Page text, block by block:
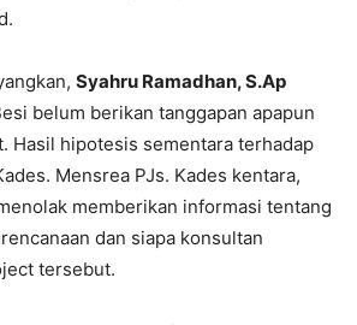
Syahru Ramadhan, S.Ap
belum berikan tanggapan apapun
Hasil hipotesis sementara terhadap
Mensrea PJs. Kades kentara,
memberikan informasi tentang
dan siapa konsultan
tersebut.